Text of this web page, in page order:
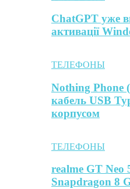
ChatGPT уже
активації
ТЕЛЕФОНЫ
Nothing Phone
кабель USB
корпусом
ТЕЛЕФОНЫ
realme GT Neo
Snapdragon 8